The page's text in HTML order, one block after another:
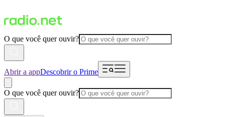
O que você quer ouvir?
Abrir a appDescobrir o Prime
O que você quer ouvir?